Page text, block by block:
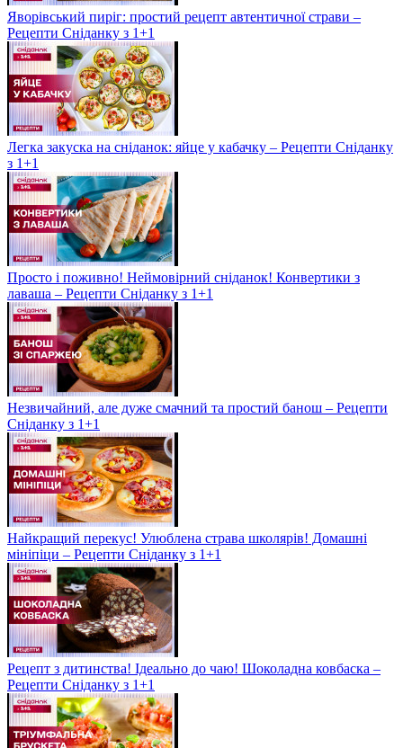
Яворівський пиріг: простий рецепт автентичної страви –
Рецепти Сніданку з 1+1
Легка закуска на сніданок: яйце у кабачку – Рецепти Сніданку
з 1+1
Просто і поживно! Неймовірний сніданок! Конвертики з
лаваша – Рецепти Сніданку з 1+1
Незвичайний, але дуже смачний та простий банош – Рецепти
Сніданку з 1+1
Найкращий перекус! Улюблена страва школярів! Домашні
мініпіци – Рецепти Сніданку з 1+1
Рецепт з дитинства! Ідеально до чаю! Шоколадна ковбаска –
Рецепти Сніданку з 1+1